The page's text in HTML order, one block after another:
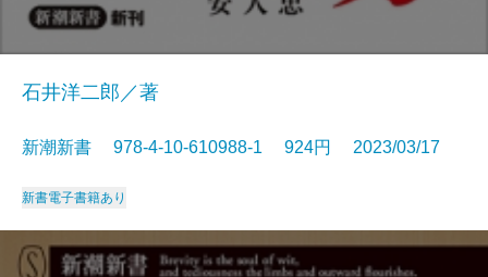
石井洋二郎／著
新潮新書 978-4-10-610988-1 924円 2023/03/17
新書電子書籍あり